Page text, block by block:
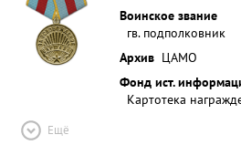
Воинское звание
гв. подполковник
Архив ЦАМО
Фонд ист.
Картотека
Ещё